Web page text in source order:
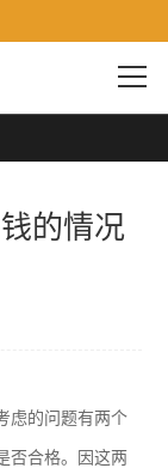
的情况
虑的问题有两个
否合格。因这两